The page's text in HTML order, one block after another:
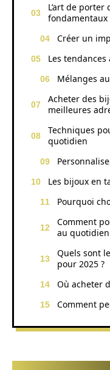
L’art de
fondamentaux
Créer un
Les
Mélanges
Acheter des
meilleures
Techniques
quotidien
Les bijoux en
Pourquoi
Comment
au quotidien
Quels sont
pour 2025 ?
Où acheter
Comment